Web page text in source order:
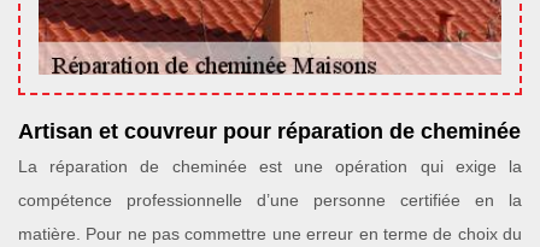
Artisan et couvreur pour réparation de cheminée
La réparation de cheminée est une opération qui exige la
compétence professionnelle d’une personne certifiée en la
matière. Pour ne pas commettre une erreur en terme de choix du